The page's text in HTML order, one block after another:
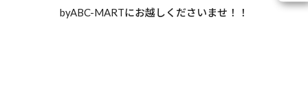
byABC-MARTにお越しくださいませ！！